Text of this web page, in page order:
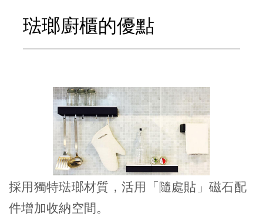
琺瑯廚櫃的優點
採用獨特琺瑯材質，活用「隨處貼」磁石配
件增加收納空間。